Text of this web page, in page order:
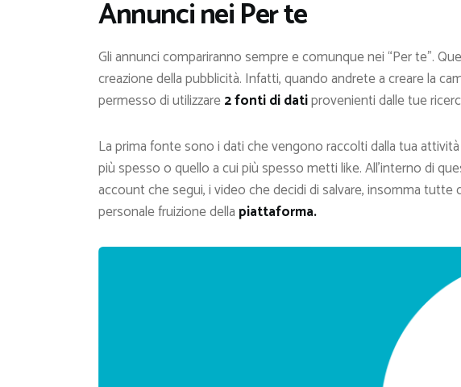
Annunci nei Per te
Gli annunci compariranno sempre e comunque nei “Per te”.
creazione della pubblicità. Infatti, quando andrete a creare la
permesso di utilizzare2 fonti di datiprovenienti dalle tue
La prima fonte sono i dati che vengono raccolti dalla tua
più spesso o quello a cui più spesso metti like. All’interno di
account che segui, i video che decidi di salvare, insomma
personale fruizione della piattaforma.